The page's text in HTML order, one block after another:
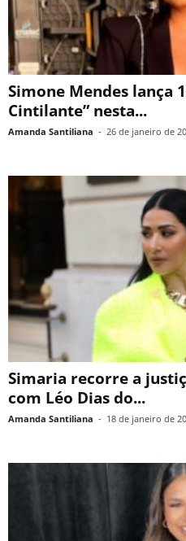
Simone Mendes lança
Cintilante” nesta...
Amanda Santiliana - 26 de janeiro de
Simaria recorre a
com Léo Dias do...
Amanda Santiliana - 18 de janeiro de